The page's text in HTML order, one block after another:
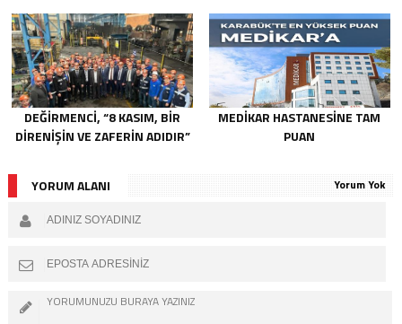
DEĞİRMENCİ, “8 KASIM, BİR
DİRENİŞİN VE ZAFERİN ADIDIR”
MEDİKAR HASTANESİNE TAM
PUAN
YORUM ALANI Yorum Yok